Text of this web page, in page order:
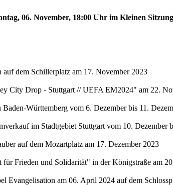
06. November, 18:00 Uhr im Kleinen
dem Schillerplatz am 17. November 2023
City Drop - Stuttgart // UEFA EM2024" am 22.
Württemberg vom 6. Dezember bis 11.
im Stadtgebiet Stuttgart vom 10. Dezember
auf dem Mozartplatz am 17. Dezember 2023
Frieden und Solidarität" in der Königstraße am
Evangelisation am 06. April 2024 auf dem